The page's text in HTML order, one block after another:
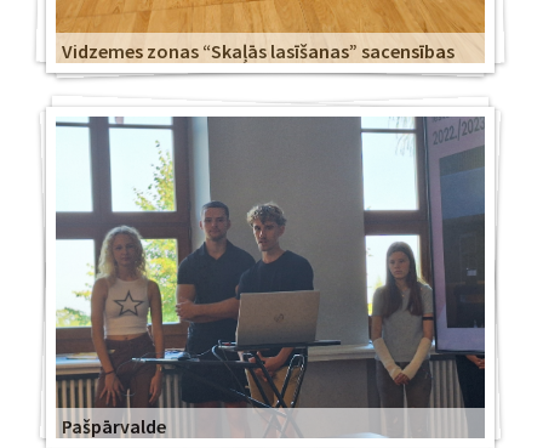
Vidzemes zonas “Skaļās lasīšanas” sacensības
Pašpārvalde